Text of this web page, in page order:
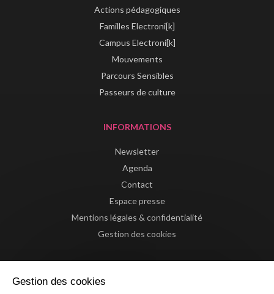
Actions pédagogiques
Familles Electroni[k]
Campus Electroni[k]
Mouvements
Parcours Sensibles
Passeurs de culture
INFORMATIONS
Newsletter
Agenda
Contact
Espace presse
Mentions légales & confidentialité
Gestion des cookies
Gestion des cookies